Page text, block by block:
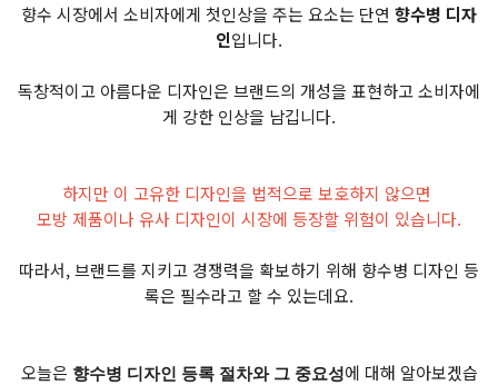
향수 시장에서 소비자에게 첫인상을 주는 요소는 단연 향수병 디자
인입니다.
독창적이고 아름다운 디자인은 브랜드의 개성을 표현하고 소비자에
게 강한 인상을 남깁니다.
하지만 이 고유한 디자인을 법적으로 보호하지 않으면
모방 제품이나 유사 디자인이 시장에 등장할 위험이 있습니다.
따라서, 브랜드를 지키고 경쟁력을 확보하기 위해 향수병 디자인 등
록은 필수라고 할 수 있는데요.
오늘은 향수병 디자인 등록 절차와 그 중요성에 대해 알아보겠습